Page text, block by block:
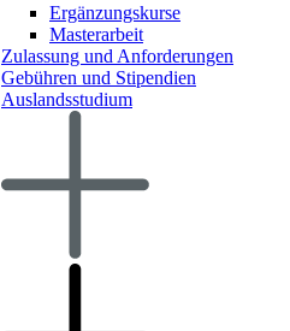
Ergänzungskurse
Masterarbeit
Zulassung und Anforderungen
Gebühren und Stipendien
Auslandsstudium